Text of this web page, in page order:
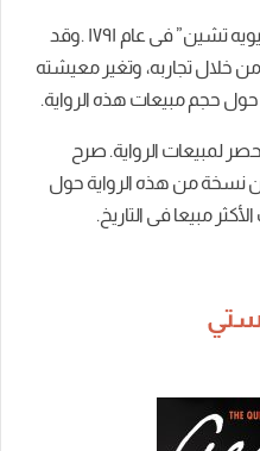
كتب هذه الرواية الكاتب “تساو شيويه تشين” فى عام ١٧٩١ .وقد
خلال تجاربه، وتغير معيشته
حول حجم مبيعات هذه الرواية.
لمبيعات الرواية. صرح
بأنه تم بيع ١۰۰ مليون نسخة من هذه الرواية حول
مبيعا فى التاريخ.